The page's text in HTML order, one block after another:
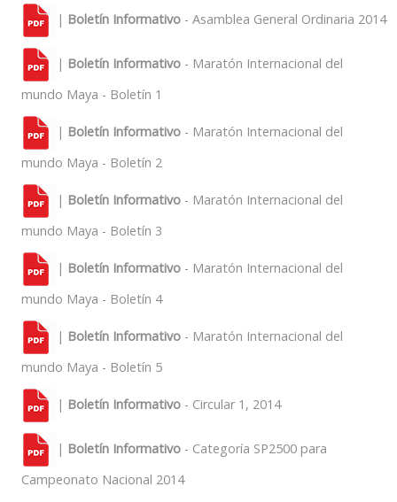
| Boletín Informativo - Asamblea General Ordinaria 2014
| Boletín Informativo - Maratón Internacional del
mundo Maya - Boletín 1
| Boletín Informativo - Maratón Internacional del
mundo Maya - Boletín 2
| Boletín Informativo - Maratón Internacional del
mundo Maya - Boletín 3
| Boletín Informativo - Maratón Internacional del
mundo Maya - Boletín 4
| Boletín Informativo - Maratón Internacional del
mundo Maya - Boletín 5
| Boletín Informativo - Circular 1, 2014
| Boletín Informativo - Categoría SP2500 para
Campeonato Nacional 2014